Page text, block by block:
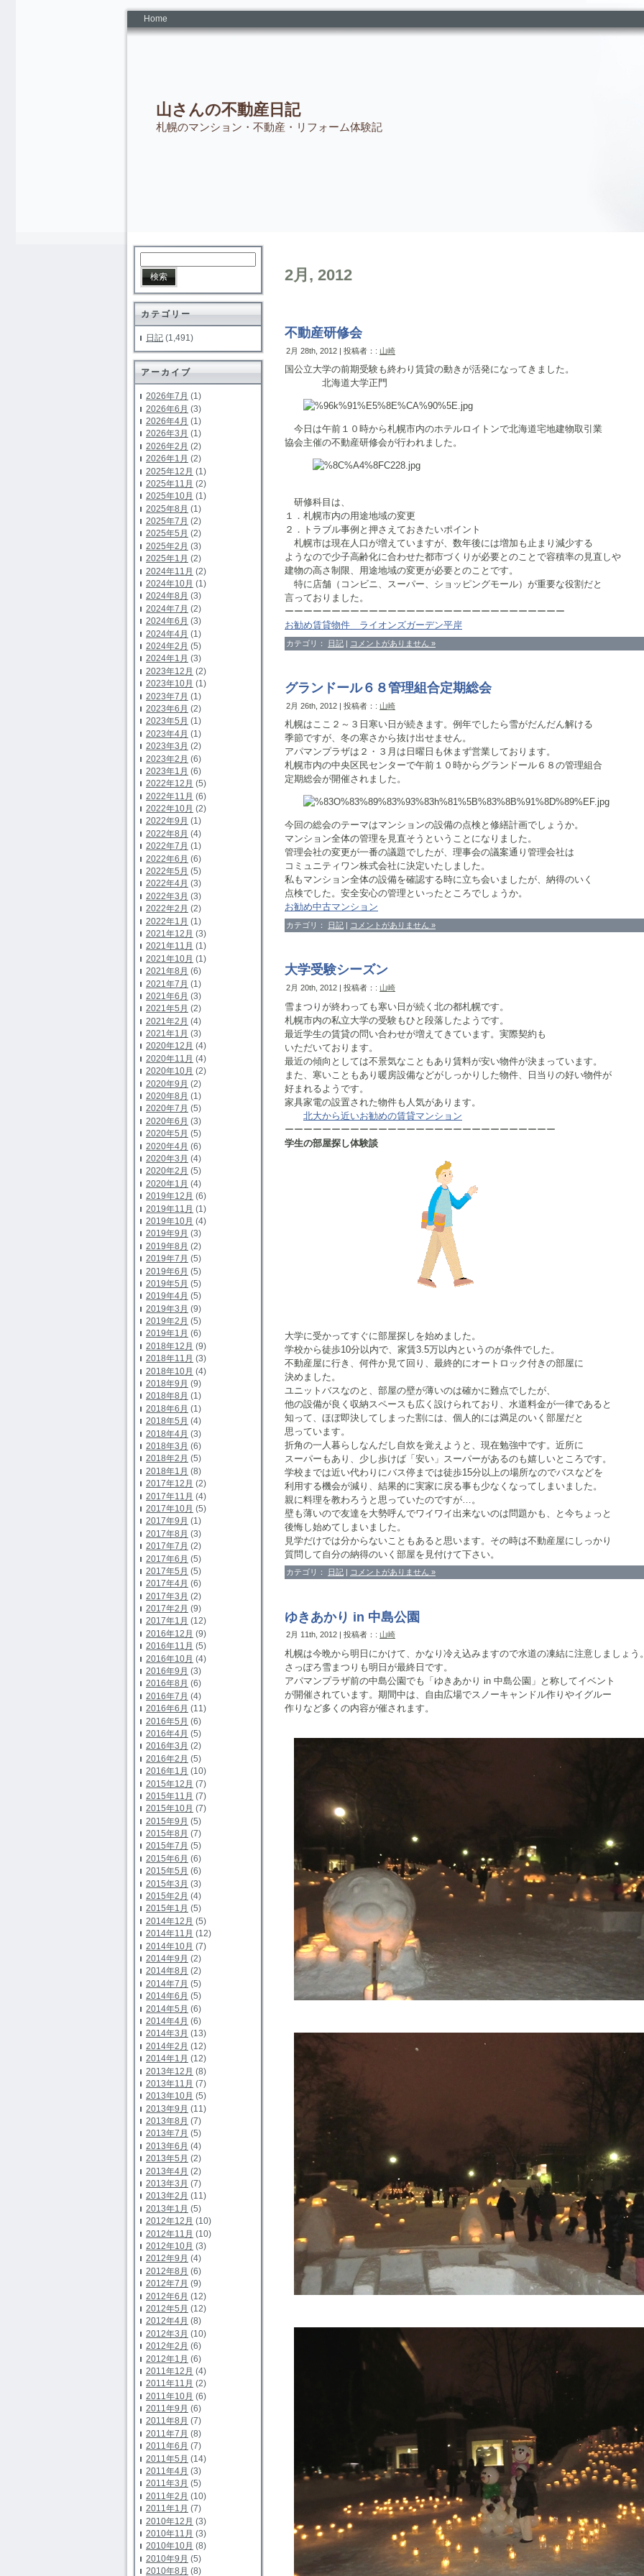
Home
山さんの不動産日記
札幌のマンション・不動産・リフォーム体験記
カテゴリー
日記 (1,491)
アーカイブ
2026年7月 (1)
2026年6月 (3)
2026年4月 (1)
2026年3月 (1)
2026年2月 (2)
2026年1月 (2)
2025年12月 (1)
2025年11月 (2)
2025年10月 (1)
2025年8月 (1)
2025年7月 (2)
2025年5月 (2)
2025年2月 (3)
2025年1月 (2)
2024年11月 (2)
2024年10月 (1)
2024年8月 (3)
2024年7月 (2)
2024年6月 (3)
2024年4月 (1)
2024年2月 (5)
2024年1月 (3)
2023年12月 (2)
2023年10月 (1)
2023年7月 (1)
2023年6月 (2)
2023年5月 (1)
2023年4月 (1)
2023年3月 (2)
2023年2月 (6)
2023年1月 (6)
2022年12月 (5)
2022年11月 (6)
2022年10月 (2)
2022年9月 (1)
2022年8月 (4)
2022年7月 (1)
2022年6月 (6)
2022年5月 (5)
2022年4月 (3)
2022年3月 (3)
2022年2月 (2)
2022年1月 (1)
2021年12月 (3)
2021年11月 (1)
2021年10月 (1)
2021年8月 (6)
2021年7月 (1)
2021年6月 (3)
2021年5月 (2)
2021年2月 (4)
2021年1月 (3)
2020年12月 (4)
2020年11月 (4)
2020年10月 (2)
2020年9月 (2)
2020年8月 (1)
2020年7月 (5)
2020年6月 (3)
2020年5月 (5)
2020年4月 (6)
2020年3月 (4)
2020年2月 (5)
2020年1月 (4)
2019年12月 (6)
2019年11月 (1)
2019年10月 (4)
2019年9月 (3)
2019年8月 (2)
2019年7月 (5)
2019年6月 (5)
2019年5月 (5)
2019年4月 (5)
2019年3月 (9)
2019年2月 (5)
2019年1月 (6)
2018年12月 (9)
2018年11月 (3)
2018年10月 (4)
2018年9月 (9)
2018年8月 (1)
2018年6月 (1)
2018年5月 (4)
2018年4月 (3)
2018年3月 (6)
2018年2月 (5)
2018年1月 (8)
2017年12月 (2)
2017年11月 (4)
2017年10月 (5)
2017年9月 (1)
2017年8月 (3)
2017年7月 (2)
2017年6月 (5)
2017年5月 (5)
2017年4月 (6)
2017年3月 (2)
2017年2月 (9)
2017年1月 (12)
2016年12月 (9)
2016年11月 (5)
2016年10月 (4)
2016年9月 (3)
2016年8月 (6)
2016年7月 (4)
2016年6月 (11)
2016年5月 (6)
2016年4月 (5)
2016年3月 (2)
2016年2月 (5)
2016年1月 (10)
2015年12月 (7)
2015年11月 (7)
2015年10月 (7)
2015年9月 (5)
2015年8月 (7)
2015年7月 (5)
2015年6月 (6)
2015年5月 (6)
2015年3月 (3)
2015年2月 (4)
2015年1月 (5)
2014年12月 (5)
2014年11月 (12)
2014年10月 (7)
2014年9月 (2)
2014年8月 (2)
2014年7月 (5)
2014年6月 (5)
2014年5月 (6)
2014年4月 (6)
2014年3月 (13)
2014年2月 (12)
2014年1月 (12)
2013年12月 (8)
2013年11月 (7)
2013年10月 (5)
2013年9月 (11)
2013年8月 (7)
2013年7月 (5)
2013年6月 (4)
2013年5月 (2)
2013年4月 (2)
2013年3月 (7)
2013年2月 (11)
2013年1月 (5)
2012年12月 (10)
2012年11月 (10)
2012年10月 (3)
2012年9月 (4)
2012年8月 (6)
2012年7月 (9)
2012年6月 (12)
2012年5月 (12)
2012年4月 (8)
2012年3月 (10)
2012年2月 (6)
2012年1月 (6)
2011年12月 (4)
2011年11月 (2)
2011年10月 (6)
2011年9月 (6)
2011年8月 (7)
2011年7月 (8)
2011年6月 (7)
2011年5月 (14)
2011年4月 (3)
2011年3月 (5)
2011年2月 (10)
2011年1月 (7)
2010年12月 (3)
2010年11月 (3)
2010年10月 (8)
2010年9月 (5)
2010年8月 (8)
2月, 2012
不動産研修会
2月 28th, 2012 | 投稿者：: 山崎
国公立大学の前期受験も終わり賃貸の動きが活発になってきました。
北海道大学正門
今日は午前１０時から札幌市内のホテルロイトンで北海道宅地建物取引業
協会主催の不動産研修会が行われました。
研修科目は、
１．札幌市内の用途地域の変更
２．トラブル事例と押さえておきたいポイント
札幌市は現在人口が増えていますが、数年後には増加も止まり減少する
ようなので少子高齢化に合わせた都市づくりが必要とのことで容積率の見直しや
建物の高さ制限、用途地域の変更が必要とのことです。
特に店舗（コンビニ、スーパー、ショッピングモール）が重要な役割だと
言っておりました。
ーーーーーーーーーーーーーーーーーーーーーーーーーーーーーー
お勧め賃貸物件 ライオンズガーデン平岸
カテゴリ： 日記 | コメントがありません »
グランドール６８管理組合定期総会
2月 26th, 2012 | 投稿者：: 山崎
札幌はここ２～３日寒い日が続きます。例年でしたら雪がだんだん解ける
季節ですが、冬の寒さから抜け出せません。
アパマンプラザは２・３月は日曜日も休まず営業しております。
札幌市内の中央区民センターで午前１０時からグランドール６８の管理組合
定期総会が開催されました。
今回の総会のテーマはマンションの設備の点検と修繕計画でしょうか。
マンション全体の管理を見直そうということになりました。
管理会社の変更が一番の議題でしたが、理事会の議案通り管理会社は
コミュニティワン株式会社に決定いたしました。
私もマンション全体の設備を確認する時に立ち会いましたが、納得のいく
点検でした。安全安心の管理といったところでしょうか。
お勧め中古マンション
カテゴリ： 日記 | コメントがありません »
大学受験シーズン
2月 20th, 2012 | 投稿者：: 山崎
雪まつりが終わっても寒い日が続く北の都札幌です。
札幌市内の私立大学の受験もひと段落したようです。
最近学生の賃貸の問い合わせが増えてきています。実際契約も
いただいております。
最近の傾向としては不景気なこともあり賃料が安い物件が決まっています。
また、寒いこともあり暖房設備などがしっかりした物件、日当りの好い物件が
好まれるようです。
家具家電の設置された物件も人気があります。
北大から近いお勧めの賃貸マンション
ーーーーーーーーーーーーーーーーーーーーーーーーーーーーー
学生の部屋探し体験談
大学に受かってすぐに部屋探しを始めました。
学校から徒歩10分以内で、家賃3.5万以内というのが条件でした。
不動産屋に行き、何件か見て回り、最終的にオートロック付きの部屋に
決めました。
ユニットバスなのと、部屋の壁が薄いのは確かに難点でしたが、
他の設備が良く収納スペースも広く設けられており、水道料金が一律であると
知って、ほぼ即決してしまった割には、個人的には満足のいく部屋だと
思っています。
折角の一人暮らしなんだし自炊を覚えようと、現在勉強中です。近所に
スーパーもあり、少し歩けば「安い」スーパーがあるのも嬉しいところです。
学校までは近い代わりにバス停までは徒歩15分以上の場所なのでバスなどを
利用する機会が減り、結果的に実家に戻る事も少なくなってしまいました。
親に料理を教わろうと思っていたのですが…。
壁も薄いので友達を大勢呼んでワイワイ出来ないのは問題かも、と今ちょっと
後悔し始めてしまいました。
見学だけでは分からないこともあると思います。その時は不動産屋にしっかり
質問して自分の納得のいく部屋を見付けて下さい。
カテゴリ： 日記 | コメントがありません »
ゆきあかり in 中島公園
2月 11th, 2012 | 投稿者：: 山崎
札幌は今晩から明日にかけて、かなり冷え込みますので水道の凍結に注意しましょう
さっぽろ雪まつりも明日が最終日です。
アパマンプラザ前の中島公園でも「ゆきあかり in 中島公園」と称してイベント
が開催されています。期間中は、自由広場でスノーキャンドル作りやイグルー
作りなど多くの内容が催されます。